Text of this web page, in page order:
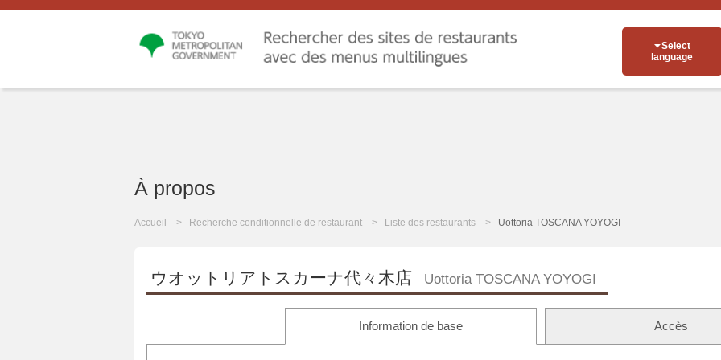
Select
language
À propos
Accueil Recherche conditionnelle de restaurant Liste des restaurants Uottoria TOSCANA YOYOGI
ウオットリアトスカーナ代々木店 Uottoria TOSCANA YOYOGI
Information de base Accès